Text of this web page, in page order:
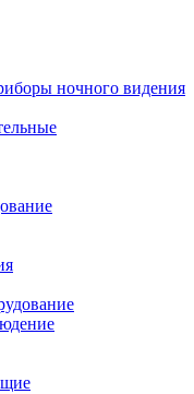
ночного видения